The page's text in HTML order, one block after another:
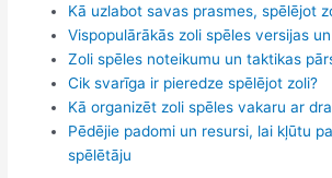
Kā uzlabot savas prasmes, spēlējot
Vispopulārākās zoli spēles versijas
Zoli spēles noteikumu un taktikas
Cik svarīga ir pieredze spēlējot zoli?
Kā organizēt zoli spēles vakaru ar
Pēdējie padomi un resursi, lai kļūtu
spēlētāju